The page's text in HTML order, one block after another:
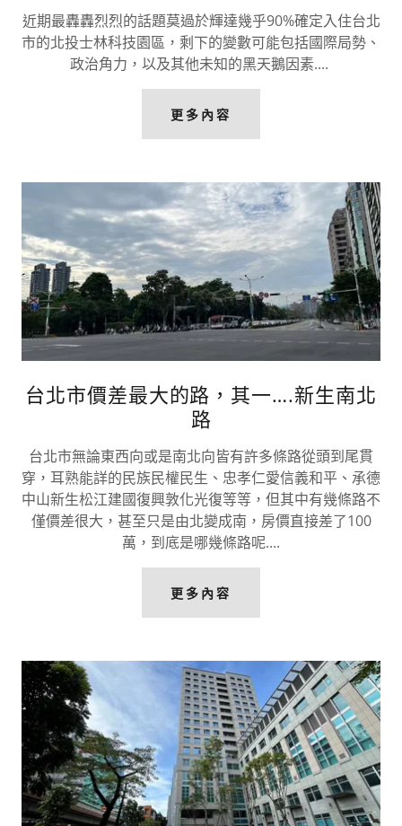
近期最轟轟烈烈的話題莫過於輝達幾乎90%確定入住台北
市的北投士林科技園區，剩下的變數可能包括國際局勢、
政治角力，以及其他未知的黑天鵝因素....
更多內容
台北市價差最大的路，其一….新生南北
路
台北市無論東西向或是南北向皆有許多條路從頭到尾貫
穿，耳熟能詳的民族民權民生、忠孝仁愛信義和平、承德
中山新生松江建國復興敦化光復等等，但其中有幾條路不
僅價差很大，甚至只是由北變成南，房價直接差了100
萬，到底是哪幾條路呢....
更多內容